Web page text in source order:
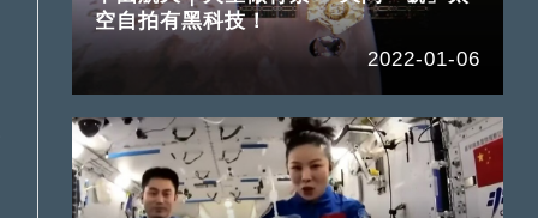
空自拍有黑科技！
2022-01-06